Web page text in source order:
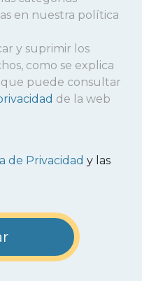
en nuestra política
y suprimir los
como se explica
puede consultar
de la web
de Privacidad y las